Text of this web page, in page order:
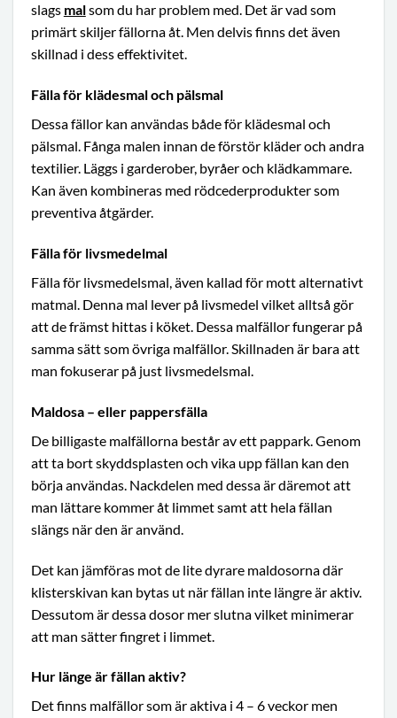
slags malsom du har problem med. Det är vad som
primärt skiljer fällorna åt. Men delvis finns det även
skillnad i dess effektivitet.
Fälla för klädesmal och pälsmal
Dessa fällor kan användas både för klädesmal och
pälsmal. Fånga malen innan de förstör kläder och andra
textilier. Läggs i garderober, byråer och klädkammare.
Kan även kombineras med rödcederprodukter som
preventiva åtgärder.
Fälla för livsmedelmal
Fälla för livsmedelsmal, även kallad för mott alternativt
matmal. Denna mal lever på livsmedel vilket alltså gör
att de främst hittas i köket. Dessa malfällor fungerar på
samma sätt som övriga malfällor. Skillnaden är bara att
man fokuserar på just livsmedelsmal.
Maldosa – eller pappersfälla
De billigaste malfällorna består av ett pappark. Genom
att ta bort skyddsplasten och vika upp fällan kan den
börja användas. Nackdelen med dessa är däremot att
man lättare kommer åt limmet samt att hela fällan
slängs när den är använd.
Det kan jämföras mot de lite dyrare maldosorna där
klisterskivan kan bytas ut när fällan inte längre är aktiv.
Dessutom är dessa dosor mer slutna vilket minimerar
att man sätter fingret i limmet.
Hur länge är fällan aktiv?
Det finns malfällor som är aktiva i 4 – 6 veckor men